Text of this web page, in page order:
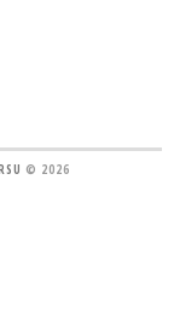
© 2026